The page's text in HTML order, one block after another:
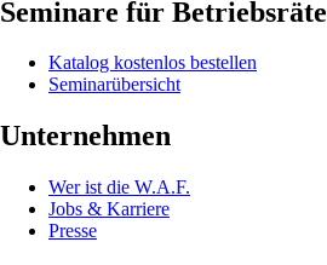
Seminare für Betriebsräte
Katalog kostenlos bestellen
Seminarübersicht
Unternehmen
Wer ist die W.A.F.
Jobs & Karriere
Presse